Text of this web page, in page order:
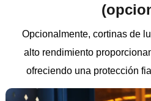
Opcionalmente, cortinas de
alto rendimiento
ofreciendo una protección